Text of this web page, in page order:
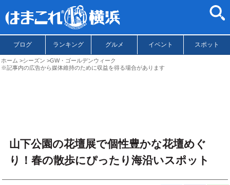
ブログ ランキング グルメ イベント スポット
ホーム シーズン
GW・ゴールデンウィーク
※記事内の広告から媒体維持のために収益を得る場合があります
山下公園の花壇展で個性豊かな花壇めぐ
り！春の散歩にぴったり海沿いスポット